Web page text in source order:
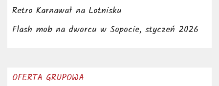
Retro Karnawał na Lotnisku
Flash mob na dworcu w Sopocie, styczeń 2026
OFERTA GRUPOWA